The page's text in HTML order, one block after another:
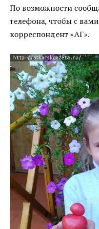
По возможности
телефона, чтобы с
корреспондент «АГ».